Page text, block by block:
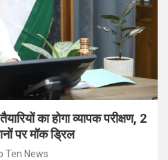
का होगा व्यापक परीक्षण, 2
पर मॉक ड्रिल
Ten News